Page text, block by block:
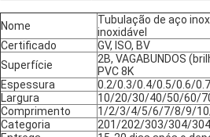
Nome
Tubulação de aço
inoxidável
Certificado
GV, ISO, BV
Superfície
2B, VAGABUNDOS
PVC 8K
Espessura
0.2/0.3/0.4/0.5/0.6/
Largura
10/20/30/40/50/60/
Comprimento
1/2/3/4/5/6/7/8/9/
Categoria
201/202/303/304/